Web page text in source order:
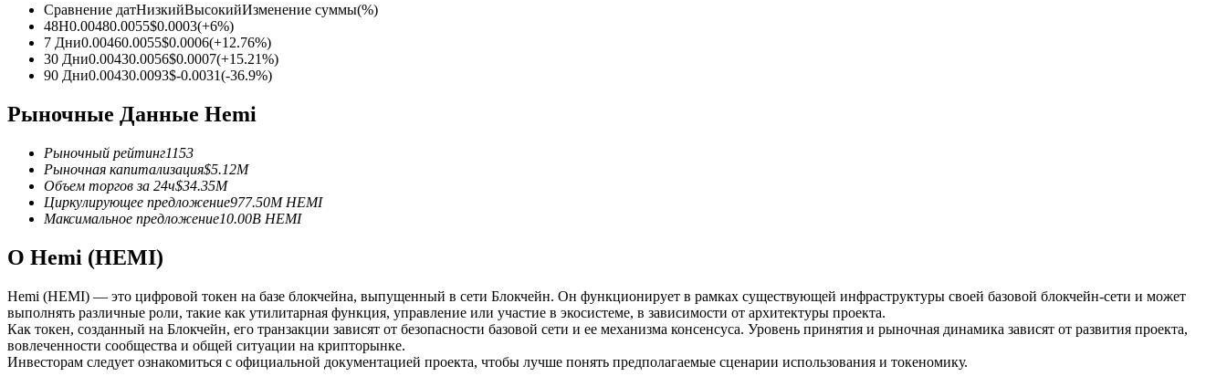
TradFi
Деривативы на акции, форекс, драгоценные металлы и сырьевые товары
USDC фьючерсы
Сравнение датНизкийВысокийИзменение суммы(%)
48H0.00480.0055$0.0003(+6%)
7 Дни0.00460.0055$0.0006(+12.76%)
30 Дни0.00430.0056$0.0007(+15.21%)
90 Дни0.00430.0093$-0.0031(-36.9%)
Рыночные Данные Hemi
Рыночный рейтинг1153
Рыночная капитализация$5.12M
Объем торгов за 24ч$34.35M
Циркулирующее предложение977.50M HEMI
Максимальное предложение10.00B HEMI
О Hemi (HEMI)
Hemi (HEMI) — это цифровой токен на базе блокчейна, выпущенный в сети Блокчейн. Он функционирует в рамках существующей инфраструктуры своей базовой блокчейн-сети и может
выполнять различные роли, такие как утилитарная функция, управление или участие в экосистеме, в зависимости от архитектуры проекта.
Как токен, созданный на Блокчейн, его транзакции зависят от безопасности базовой сети и ее механизма консенсуса. Уровень принятия и рыночная динамика зависят от развития проекта,
вовлеченности сообщества и общей ситуации на крипторынке.
Инвесторам следует ознакомиться с официальной документацией проекта, чтобы лучше понять предполагаемые сценарии использования и токеномику.